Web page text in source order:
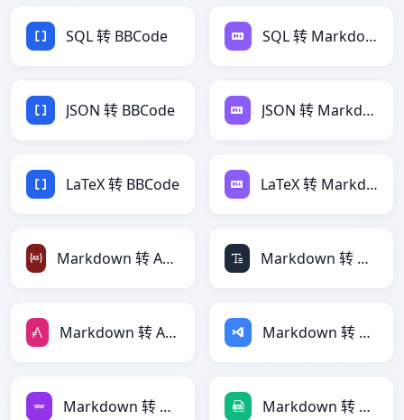
SQL 转 BBCode SQL 转 Markdown
JSON 转 BBCode JSON 转 Markdown
LaTeX 转 BBCode LaTeX 转 Markdown
Markdown 转 ActionScript Markdown 转 ASCII
Markdown 转 AsciiDoc Markdown 转 ASP
Markdown 转 Avro Markdown 转 CSV